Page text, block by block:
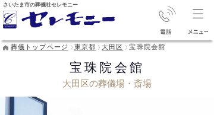
さいたま市の葬儀社セレモニー
葬儀トップページ 東京都 大田区 宝珠院会館
宝珠院会館
大田区の葬儀場・斎場